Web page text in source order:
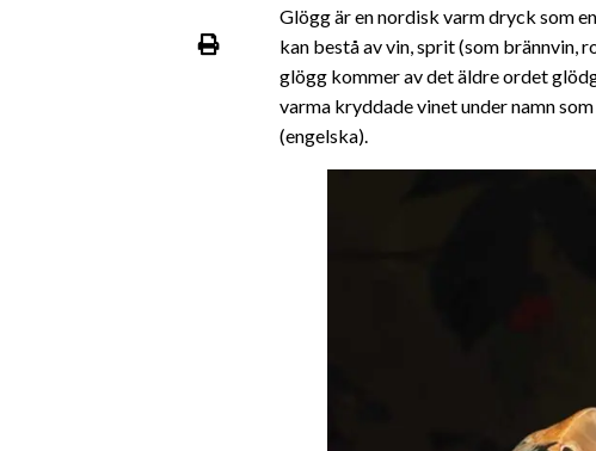
Glögg är en nordisk varm dryck som
kan bestå av vin, sprit (som brännvin,
glögg kommer av det äldre ordet
varma kryddade vinet under namn
(engelska).